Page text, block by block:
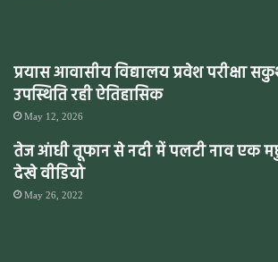
प्रयास आवासीय विद्यालय प्रवेश परीक्षा
उपस्थिति रही ऐतिहासिक
May 12, 2026
तेज आंधी तूफान से नदी में पलटी नाव एक
देखे वीडियो
May 26, 2022